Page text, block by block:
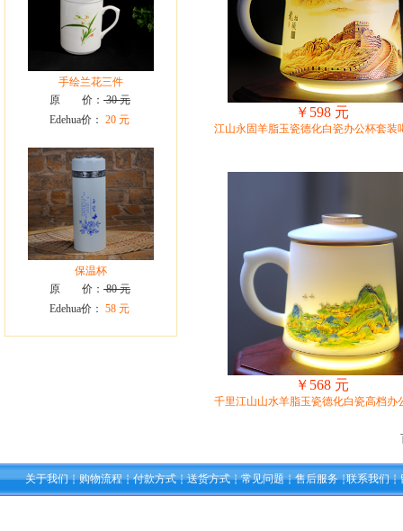
手绘兰花三件
原 价： 30 元
Edehua价： 20 元
保温杯
原 价： 80 元
Edehua价： 58 元
￥598 元
江山永固羊脂玉瓷德化白瓷办公杯套装
￥568 元
千里江山山水羊脂玉瓷德化白瓷高档办
关于我们┆购物流程┆付款方式┆送货方式┆常见问题┆售后服务┆联系我们┆